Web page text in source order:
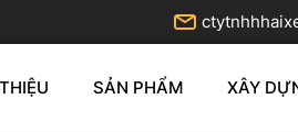
SẢN PHẨM XÂY